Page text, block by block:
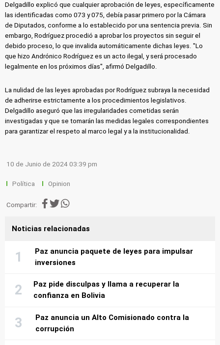
Delgadillo explicó que cualquier aprobación de leyes, específicamente
las identificadas como 073 y 075, debía pasar primero por la Cámara
de Diputados, conforme a lo establecido por una sentencia previa. Sin
embargo, Rodríguez procedió a aprobar los proyectos sin seguir el
debido proceso, lo que invalida automáticamente dichas leyes. "Lo
que hizo Andrónico Rodríguez es un acto ilegal, y será procesado
legalmente en los próximos días", afirmó Delgadillo.
La nulidad de las leyes aprobadas por Rodríguez subraya la necesidad
de adherirse estrictamente a los procedimientos legislativos.
Delgadillo aseguró que las irregularidades cometidas serán
investigadas y que se tomarán las medidas legales correspondientes
para garantizar el respeto al marco legal y a la institucionalidad.
10 de Junio de 2024 03:39 pm
Política Opinion
Compartir:
Noticias relacionadas
Paz anuncia paquete de leyes para impulsar
inversiones
Paz pide disculpas y llama a recuperar la
confianza en Bolivia
Paz anuncia un Alto Comisionado contra la
corrupción